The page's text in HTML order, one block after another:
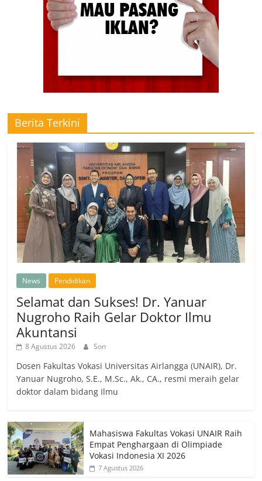
Berita Terkini
News Pendidikan
Selamat dan Sukses! Dr. Yanuar
Nugroho Raih Gelar Doktor Ilmu
Akuntansi
8 Agustus 2026 Son
Dosen Fakultas Vokasi Universitas Airlangga (UNAIR), Dr.
Yanuar Nugroho, S.E., M.Sc., Ak., CA., resmi meraih gelar
doktor dalam bidang Ilmu
Mahasiswa Fakultas Vokasi UNAIR Raih
Empat Penghargaan di Olimpiade
Vokasi Indonesia XI 2026
7 Agustus 2026